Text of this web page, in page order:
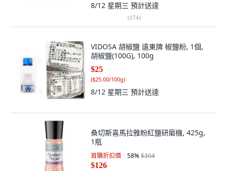
8/12 星期三 預計送達
(174)
VIDOSA 胡椒鹽 遠東牌 椒鹽粉, 1個,
胡椒鹽(100G), 100g
$25
($25.00/100g)
8/12 星期三 預計送達
桑切斯喜馬拉雅粉紅鹽研磨機, 425g,
1瓶
首購折扣價 58%$304
$126